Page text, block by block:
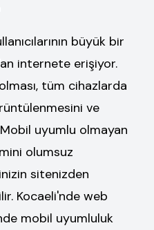
büyük bir
internete erişiyor.
tüm cihazlarda
ve
uyumlu olmayan
olumsuz
sitenizden
Kocaeli'nde web
mobil uyumluluk